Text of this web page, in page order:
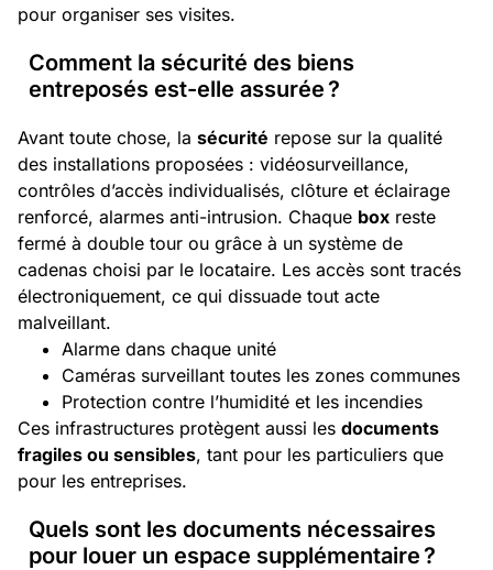
pour organiser ses visites.
Comment la sécurité des biens
entreposés est-elle assurée ?
Avant toute chose, la sécurité repose sur la qualité
des installations proposées : vidéosurveillance,
contrôles d’accès individualisés, clôture et éclairage
renforcé, alarmes anti-intrusion. Chaque box reste
fermé à double tour ou grâce à un système de
cadenas choisi par le locataire. Les accès sont tracés
électroniquement, ce qui dissuade tout acte
malveillant.
Alarme dans chaque unité
Caméras surveillant toutes les zones communes
Protection contre l’humidité et les incendies
Ces infrastructures protègent aussi les documents
fragiles ou sensibles, tant pour les particuliers que
pour les entreprises.
Quels sont les documents nécessaires
pour louer un espace supplémentaire ?